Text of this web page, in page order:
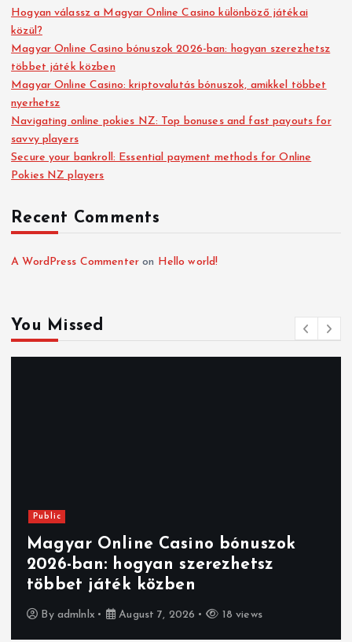
Hogyan válassz a Magyar Online Casino különböző játékai
közül?
Magyar Online Casino bónuszok 2026-ban: hogyan szerezhetsz
többet játék közben
Magyar Online Casino: kriptovalutás bónuszok, amikkel többet
nyerhetsz
Navigating online pokies NZ: Top bonuses and fast payouts for
savvy players
Secure your bankroll: Essential payment methods for Online
Pokies NZ players
Recent Comments
A WordPress Commenter on Hello world!
You Missed
Public
Magyar Online Casino bónuszok
2026-ban: hogyan szerezhetsz
többet játék közben
By admlnlx August 7, 2026 18 views